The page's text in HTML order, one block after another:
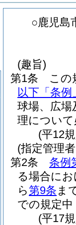
○鹿児島
(趣旨)
第1条
この
以下「条
球場、広
理につい
(平12
(指定管理
第2条
条例
る場合に
ら第9条 ま
での規定
(平17